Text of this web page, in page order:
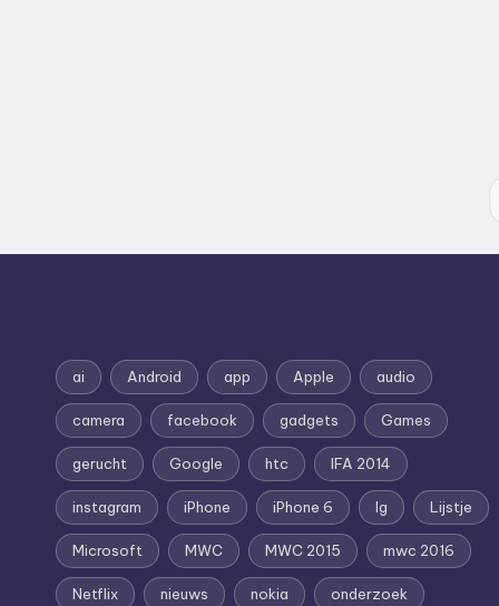
ai Android app Apple audio
camera facebook gadgets Games
gerucht Google htc IFA 2014
instagram iPhone iPhone 6 lg Lijstje
Microsoft MWC MWC 2015 mwc 2016
Netflix nieuws nokia onderzoek